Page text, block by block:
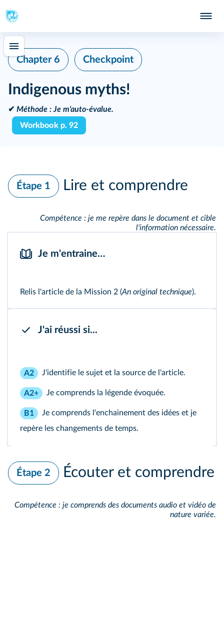
Chapter 6 Checkpoint
Indigenous myths!
✔ Méthode : Je m'auto-évalue.
Workbook p. 92
Étape 1 Lire et comprendre
Compétence : je me repère dans le document et cible
l'information nécessaire.
Je m'entraine…
Relis l'article de la Mission 2 (An original technique).
J'ai réussi si...
A2 J'identifie le sujet et la source de l'article.
A2+ Je comprends la légende évoquée.
B1
Je comprends l'enchainement des idées et je
repère les changements de temps.
Étape 2 Écouter et comprendre
Compétence : je comprends des documents audio et vidéo de
nature variée.